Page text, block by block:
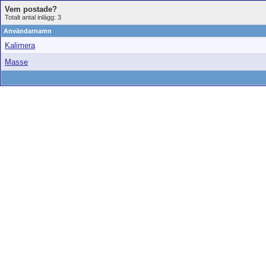
Vem postade?
Totalt antal inlägg: 3
Användarnamn
Kalimera
Masse